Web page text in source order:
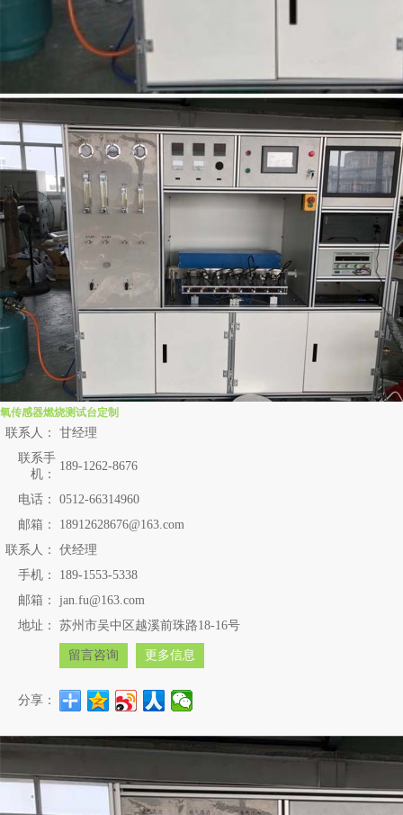
氧传感器燃烧测试台定制
联系人：
甘经理
联系手
机：
189-1262-8676
电话：
0512-66314960
邮箱：
18912628676@163.com
联系人：
伏经理
手机：
189-1553-5338
邮箱：
jan.fu@163.com
地址：
苏州市吴中区越溪前珠路18-16号
留言咨询 更多信息
分享：